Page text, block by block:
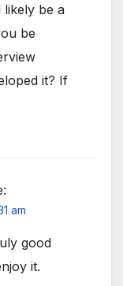
likely be a
be
it? If
am
good
it.